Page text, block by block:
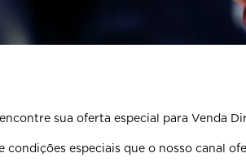
sua oferta especial para Venda
condições especiais que o nosso canal